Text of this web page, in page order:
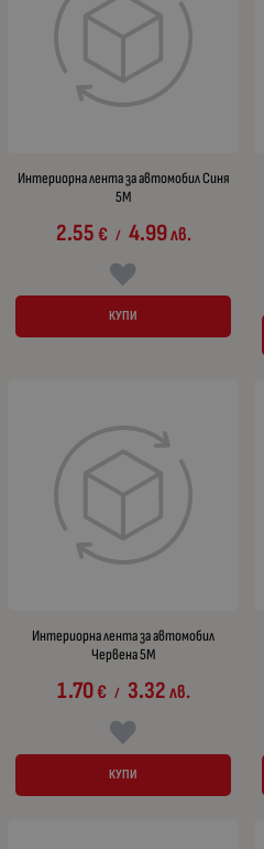
Интериорна лента за автомобил Синя
5М
2.55€ / 4.99лв.
КУПИ
Интериорна лента за автомобил
Червена 5М
1.70€ / 3.32лв.
КУПИ